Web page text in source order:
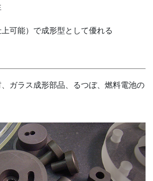
可能）で成形型として優れる
ガラス成形部品、るつぼ、燃料電池の